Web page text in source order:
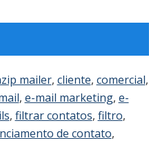
mailer, cliente, comercial,
, e-mail marketing, e-
, filtrar contatos, filtro,
de contato,